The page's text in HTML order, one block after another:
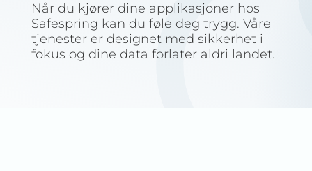
Når du kjører dine applikasjoner hos
Safespring kan du føle deg trygg. Våre
tjenester er designet med sikkerhet i
fokus og dine data forlater aldri landet.